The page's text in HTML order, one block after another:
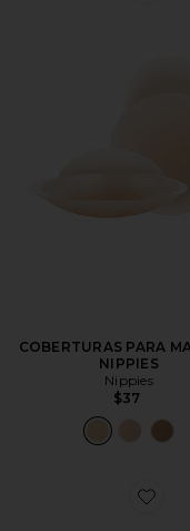
COBERTURAS PARA
NIPPIES
Nippies
$37